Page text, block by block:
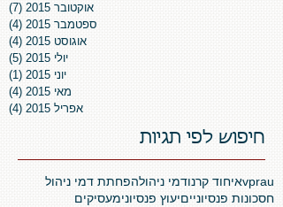
אוקטובר 2015
(7)
ספטמבר 2015
(4)
אוגוסט 2015
(4)
יולי 2015
(5)
יוני 2015
(1)
מאי 2015
(4)
אפריל 2015
(4)
חיפוש לפי תגיות
vprauאיחוד קרנודמי ניהולהפחתת דמי ניהול
חסכונות פנסיונייםיעוץ פנסיונימעסיקים